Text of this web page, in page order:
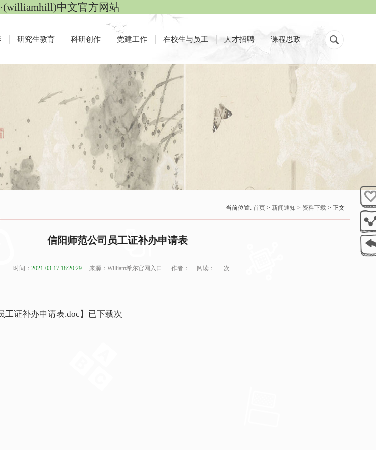
中文官方网站
研究生教育 科研创作 党建工作 在校生与员工 人才招聘 课程思政
当前位置: 首页> 新闻通知 > 资料下载> 正文
信阳师范公司员工证补办申请表
时间： 2021-03-17 18:20:29 来源：William希尔官网入口 作者： 阅读： 次
工证补办申请表.doc 】已下载次